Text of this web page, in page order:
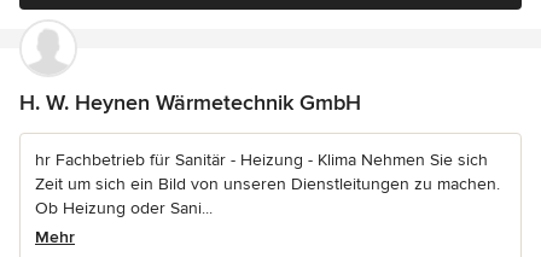
H. W. Heynen Wärmetechnik GmbH
hr Fachbetrieb für Sanitär - Heizung - Klima Nehmen Sie sich
Zeit um sich ein Bild von unseren Dienstleitungen zu machen.
Ob Heizung oder Sani...
Mehr